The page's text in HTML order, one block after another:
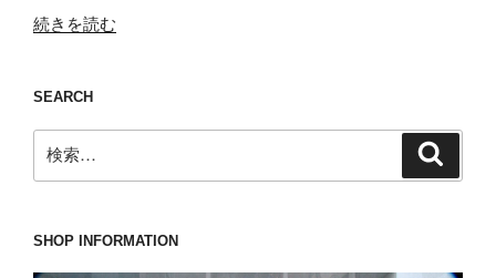
“是
も
手
に
入
て
続きを読む
SEARCH
索:
SHOP INFORMATION